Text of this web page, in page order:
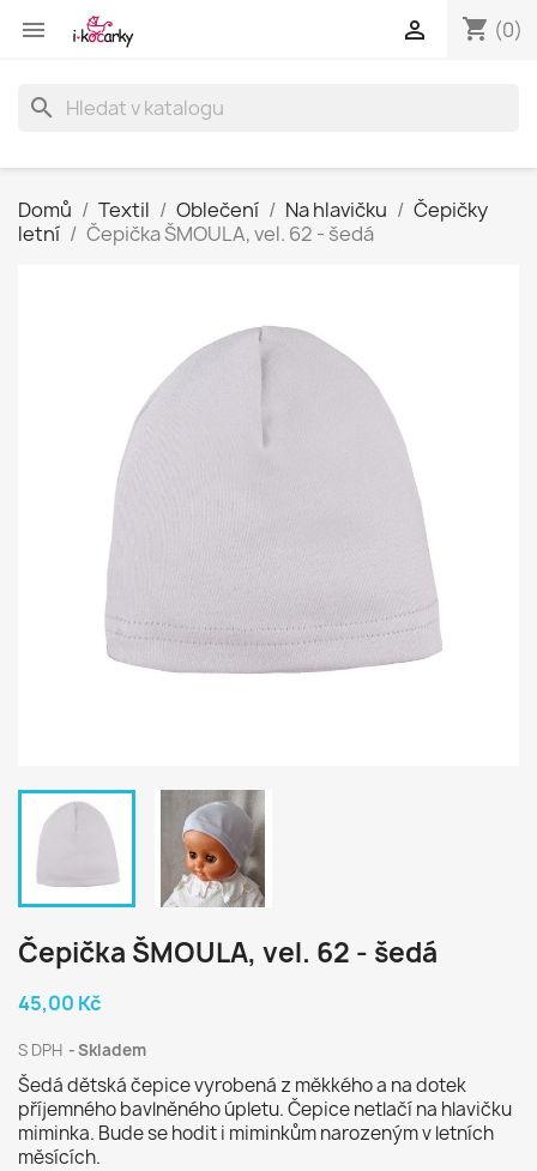
 shopping_cart (0)

search
Domů Textil Oblečení Na hlavičku
Čepičky
letní
Čepička ŠMOULA, vel. 62 - šedá
Čepička ŠMOULA, vel. 62 - šedá
45,00 Kč
S DPH Skladem
Šedá dětská čepice vyrobená z měkkého a na dotek
příjemného bavlněného úpletu.Čepice netlačí na hlavičku
miminka. Bude se hodit i miminkům narozeným v letních
měsících.